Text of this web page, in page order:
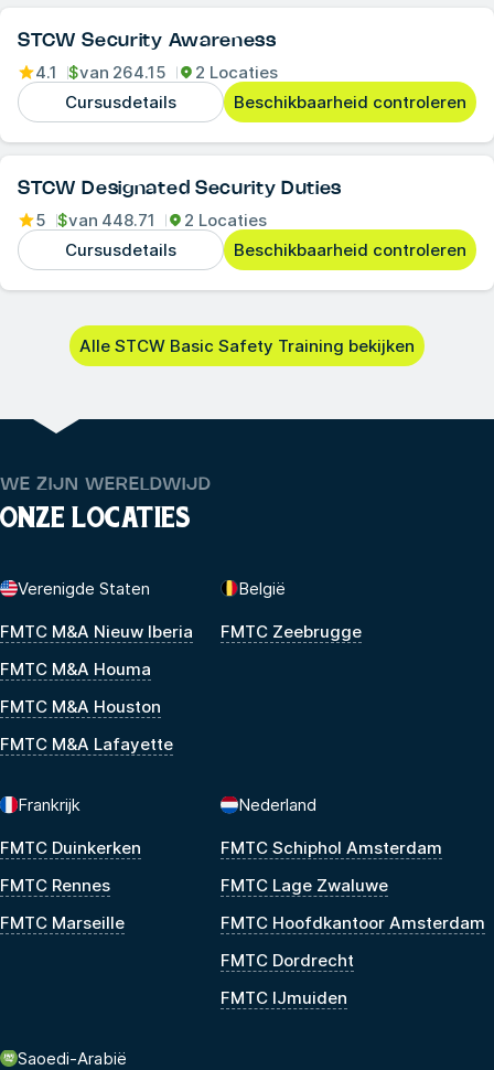
STCW Security Awareness
4.1 $van 264.15
2 Locaties
Cursusdetails
Beschikbaarheid controleren
STCW Designated Security Duties
5 $van 448.71
2 Locaties
Cursusdetails
Beschikbaarheid controleren
Alle STCW Basic Safety Training bekijken
WE ZIJN WERELDWIJD
ONZE LOCATIES
Verenigde Staten
FMTC M&A Nieuw Iberia
FMTC M&A Houma
FMTC M&A Houston
FMTC M&A Lafayette
België
FMTC Zeebrugge
Frankrijk
FMTC Duinkerken
FMTC Rennes
FMTC Marseille
Nederland
FMTC Schiphol Amsterdam
FMTC Lage Zwaluwe
FMTC Hoofdkantoor Amsterdam
FMTC Dordrecht
FMTC IJmuiden
Saoedi-Arabië